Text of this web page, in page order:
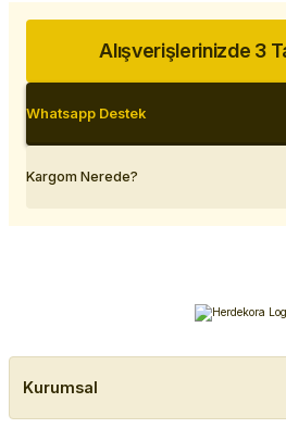
Alışverişlerinizde 3
Whatsapp Destek
Kargom Nerede?
Kurumsal